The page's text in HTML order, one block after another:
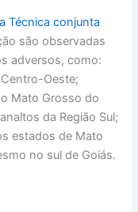
Técnica conjunta
são observadas
adversos, como:
Oeste;
Mato Grosso do
da Região Sul;
estados de Mato
no sul de Goiás.